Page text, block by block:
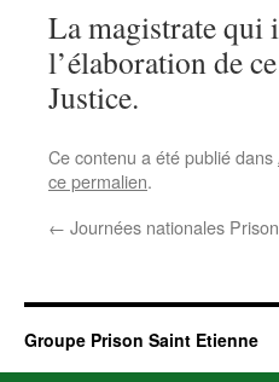
La magistrate qui
l’élaboration de
Justice.
Ce contenu a été publié dans
ce permalien.
← Journées nationales Prison
Groupe Prison Saint Etienne